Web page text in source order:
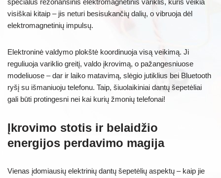
specialus rezonansinis elektromagnetinis variklis, kuris veikia
visiškai kitaip – jis neturi besisukančių dalių, o vibruoja dėl
elektromagnetinių impulsų.
Elektroninė valdymo plokštė koordinuoja visą veikimą. Ji
reguliuoja variklio greitį, valdo įkrovimą, o pažangesniuose
modeliuose – dar ir laiko matavimą, slėgio jutiklius bei Bluetooth
ryšį su išmaniuoju telefonu. Taip, šiuolaikiniai dantų šepetėliai
gali būti protingesni nei kai kurių žmonių telefonai!
Įkrovimo stotis ir belaidžio
energijos perdavimo magija
Vienas įdomiausių elektrinių dantų šepetėlių aspektų – kaip jie